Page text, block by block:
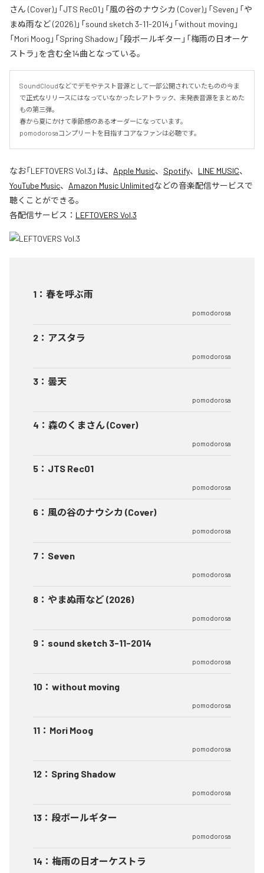
さん (Cover)」「JTS Rec01」「風の谷のナウシカ (Cover)」「Seven」「や
まぬ雨など (2026)」「sound sketch 3-11-2014」「without moving」
「Mori Moog」「Spring Shadow」「段ボールギター」「梅雨の日オーケ
ストラ」を含む全14曲となっている。
SoundCloudなどでデモやテスト音源として一部公開されていたものの今ま
で正式なリリースにはなっていなかったレアトラック、未発表音源をまとめた
もの第三弾。
春から夏にかけて季節感のあるオーダーになっています。
pomodorosaコンプリートを目指すコアなファンは必聴です。
なお「LEFTOVERS Vol.3 」は、 Apple Music、 Spotify、 LINE MUSIC、
YouTube Music、 Amazon Music Unlimitedなどの音楽配信サービスで
聴くことができる。
各配信サービス： LEFTOVERS Vol.3
1 ： 春を呼ぶ雨
pomodorosa
2 ： アスタラ
pomodorosa
3 ： 曇天
pomodorosa
4 ： 森のくまさん (Cover)
pomodorosa
5 ： JTS Rec01
pomodorosa
6 ： 風の谷のナウシカ (Cover)
pomodorosa
7 ： Seven
pomodorosa
8 ： やまぬ雨など (2026)
pomodorosa
9 ： sound sketch 3-11-2014
pomodorosa
10 ： without moving
pomodorosa
11 ： Mori Moog
pomodorosa
12 ： Spring Shadow
pomodorosa
13 ： 段ボールギター
pomodorosa
14 ： 梅雨の日オーケストラ